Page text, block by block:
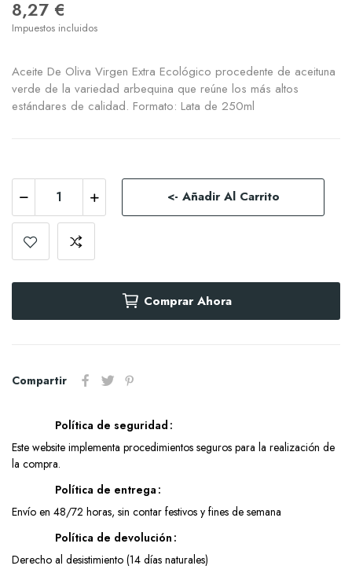
8,27 €
Impuestos incluidos
Aceite De Oliva Virgen Extra Ecológico procedente de aceituna
verde de la variedad arbequina que reúne los más altos
estándares de calidad. Formato: Lata de 250ml
<- Añadir Al Carrito
Comprar Ahora
Compartir
Política de seguridad
Este website implementa procedimientos seguros para la realización de
la compra.
Política de entrega
Envío en 48/72 horas, sin contar festivos y fines de semana
Política de devolución
Derecho al desistimiento (14 días naturales)